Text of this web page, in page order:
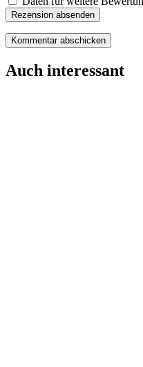
Rezension absenden
Auch interessant